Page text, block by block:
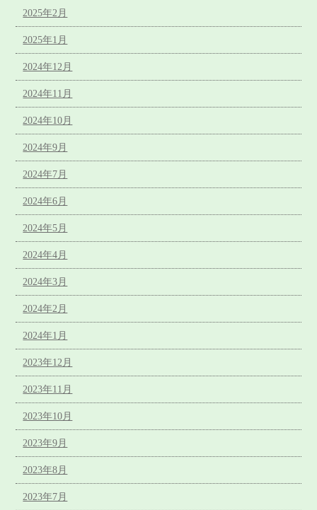
2025年2月
2025年1月
2024年12月
2024年11月
2024年10月
2024年9月
2024年7月
2024年6月
2024年5月
2024年4月
2024年3月
2024年2月
2024年1月
2023年12月
2023年11月
2023年10月
2023年9月
2023年8月
2023年7月